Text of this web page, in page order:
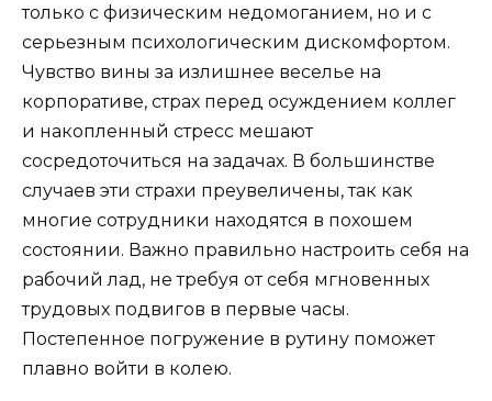
только с физическим недомоганием, но и с
серьезным психологическим дискомфортом.
Чувство вины за излишнее веселье на
корпоративе, страх перед осуждением коллег
и накопленный стресс мешают
сосредоточиться на задачах. В большинстве
случаев эти страхи преувеличены, так как
многие сотрудники находятся в похошем
состоянии. Важно правильно настроить себя на
рабочий лад, не требуя от себя мгновенных
трудовых подвигов в первые часы.
Постепенное погружение в рутину поможет
плавно войти в колею.